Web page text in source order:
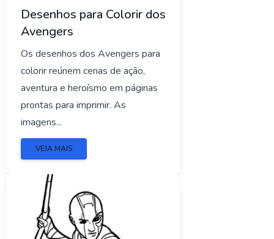
Desenhos para Colorir dos
Avengers
Os desenhos dos Avengers para
colorir reúnem cenas de ação,
aventura e heroísmo em páginas
prontas para imprimir. As
imagens...
VEJA MAIS